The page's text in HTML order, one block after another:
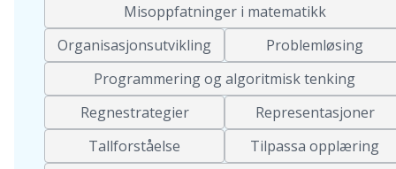
Misoppfatninger i matematikk
Organisasjonsutvikling
Problemløsing
Programmering og algoritmisk tenking
Regnestrategier
Representasjoner
Tallforståelse
Tilpassa opplæring